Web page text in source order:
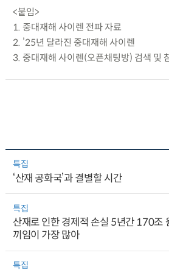
<붙임>
1. 중대재해 사이렌 전파 자료
2. ’25년 달라진 중대재해 사이렌
3. 중대재해 사이렌(오픈채팅방) 검색 및
특집
‘산재 공화국’과 결별할 시간
특집
산재로 인한 경제적 손실 5년간 170조
끼임이 가장 많아
특집